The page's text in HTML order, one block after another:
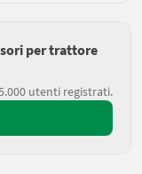
per trattore
utenti registrati.